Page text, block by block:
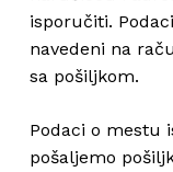
isporučiti.
navedeni na
sa pošiljkom.
Podaci o mestu
pošaljemo